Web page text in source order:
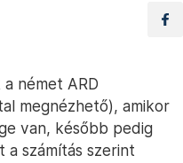
német ARD
megnézhető), amikor
van, később pedig
a számítás szerint